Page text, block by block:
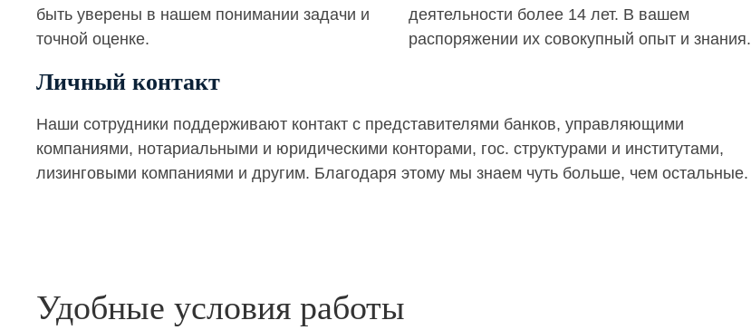
быть уверены в нашем понимании задачи и
точной оценке.
деятельности более 14 лет. В вашем
распоряжении их совокупный опыт и знания.
Личный контакт
Наши сотрудники поддерживают контакт с представителями банков, управляющими
компаниями, нотариальными и юридическими конторами, гос. структурами и институтами,
лизинговыми компаниями и другим. Благодаря этому мы знаем чуть больше, чем остальные.
Удобные условия работы